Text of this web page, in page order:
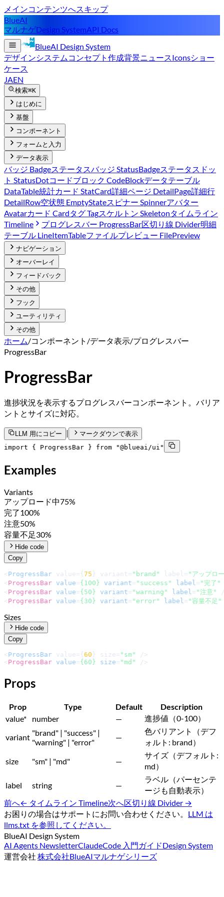
メインコンテンツへスキップ
BlueAI
マルナゲDesign SystemAPI Docs
BlueAI Design System
デザインシステム コンセプト 作成背景ニュースIconsショー
ケース
JAEN
検索⌘K
はじめに
基盤
コンポーネント
フォームと入力
データ表示
バッジ Badgeステータスバッジ StatusBadgeステータスドッ
ト StatusDotコードブロック CodeBlockデータテーブル
DataTable統計カード StatCard詳細ページ DetailPage詳細行
DetailRow空状態 EmptyStateスピナー Spinnerアバター
Avatarカード Cardタグ Tagスケルトン Skeletonタイムライン
Timeline
プログレスバー ProgressBar区切り線 Divider明細
テーブル LineItemTableファイルプレビュー FilePreview
ナビゲーション
オーバーレイ
フィードバック
その他
フック
ユーティリティ
その他
ホーム/コンポーネント /データ表示/プログレスバー
ProgressBar
ProgressBar
進捗状況を表示するプログレスバーコンポーネント。バリア
ントとサイズに対応。
LLM 用にコピー |
マークダウンで表示
import { ProgressBar } from "@blueai/ui"
Examples
Variants
アップロード中75%
完了100%
注意50%
容量不足30%
Hide code
Copy
< ProgressBar value={75 } variant= "brand" label= "アップロ
< ProgressBar value={100} variant= "success" label = "完了"
< ProgressBar value={50} variant= "warning" label = "注意"
< ProgressBar value={30} variant= "error" label = "容量不足"
Sizes
Hide code
Copy
< ProgressBar value={60 } size= "sm"
< ProgressBar value={60} size= "md" />
Props
Prop Type Default
Description
value* number —
進捗値（0-100）
variant "brand" | "success" |
"warning" | "error"
—
色バリアント（デフ
ォルト: brand）
size
"sm" | "md" —
サイズ（デフォルト:
md）
label
string —
ラベル（パーセンテ
ージも自動表示）
前へ← タイムライン Timeline次へ区切り線 Divider →
お困りの場合はサポートにお問い合わせください。 LLM は
llms.txt を参照してください。
BlueAI Design System
AI Agents NewsletterClaudeCode 入門ガイドDesign System
運営会社 株式会社BlueAIマルナゲシリーズ